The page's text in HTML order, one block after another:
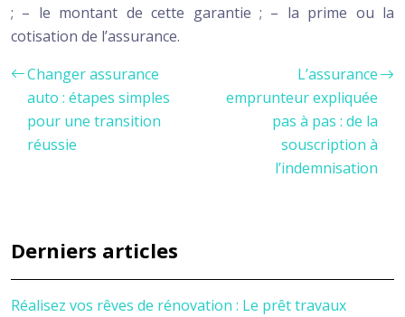
; – le montant de cette garantie ; – la prime ou la
cotisation de l’assurance.
Changer assurance
auto : étapes simples
pour une transition
réussie
L’assurance
emprunteur expliquée
pas à pas : de la
souscription à
l’indemnisation
Derniers articles
Réalisez vos rêves de rénovation : Le prêt travaux